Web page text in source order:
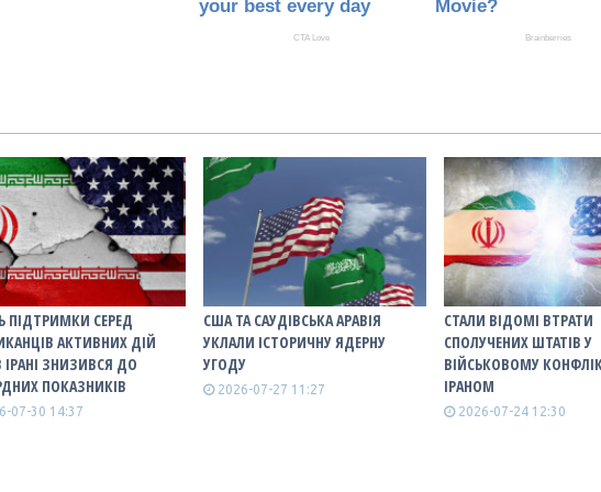
ПІДТРИМКИ СЕРЕД
АКТИВНИХ ДІЙ
ЗНИЗИВСЯ ДО
ПОКАЗНИКІВ
07-30 14:37
США ТА САУДІВСЬКА АРАВІЯ
УКЛАЛИ ІСТОРИЧНУ ЯДЕРНУ
УГОДУ
2026-07-27 11:27
СТАЛИ ВІДОМІ ВТРАТИ
СПОЛУЧЕНИХ ШТАТІВ У
ВІЙСЬКОВОМУ
ІРАНОМ
2026-07-24 12:30